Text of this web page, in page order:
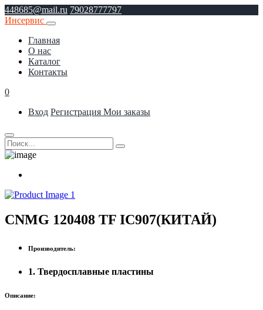
448685@mail.ru 79028777797
Инсервис
Главная
О нас
Каталог
Контакты
0
Вход Регистрация Мои заказы
CNMG 120408 TF IC907(КИТАЙ)
Производитель:
1. Твердосплавные пластины
Описание: